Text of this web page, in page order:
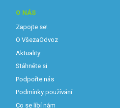
O NÁS
Zapojte se!
O VšezaOdvoz
Aktuality
Stáhněte si
Podpořte nás
Podmínky používání
Co se líbí nám